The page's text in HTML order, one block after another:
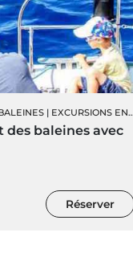
| EXCURSIONS EN BATEAU
des baleines avec
Réserver